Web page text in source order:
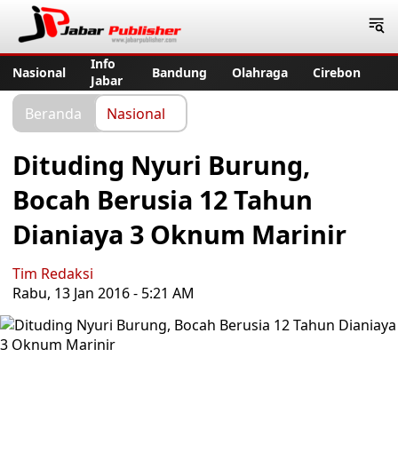
Nasional
Info
Jabar
Bandung Olahraga Cirebon
Beranda Nasional
Dituding Nyuri Burung,
Bocah Berusia 12 Tahun
Dianiaya 3 Oknum Marinir
Tim Redaksi
Rabu, 13 Jan 2016 - 5:21 AM